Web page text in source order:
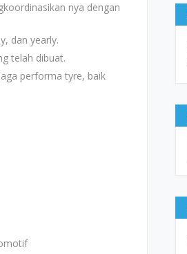
nya dengan
dan yearly.
telah dibuat.
performa tyre, baik